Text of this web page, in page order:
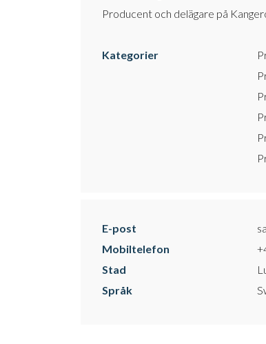
Producent och delägare på
Kategorier
E-post
Mobiltelefon
Stad
Språk